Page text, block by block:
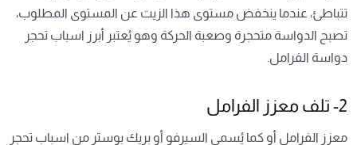
تتباطئ، عندما ينخفض مستوى هذا الزيت عن المستوى المطلوب،
تصبح الدواسة متحجرة وصعبة الحركة وهو يُعتبر أبرز اسباب تحجر
دواسة الفرامل.
2- تلف معزز الفرامل
معزز الفرامل أو كما يُسمى السيرفو أو بريك بوستر من اسباب تحجر